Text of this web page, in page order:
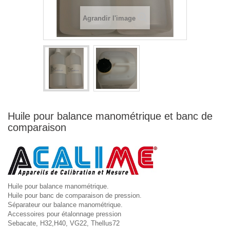
Agrandir l'image
Huile pour balance manométrique et banc de
comparaison
Huile pour balance manométrique.
Huile pour banc de comparaison de pression.
Séparateur our balance manométrique.
Accessoires pour étalonnage pression
Sebacate, H32,H40, VG22, Thellus72